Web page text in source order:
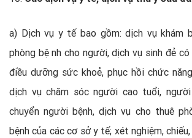
a) Dịch vụ y tế bao gồm: dịch vụ khám
phòng bệnh cho người, dịch vụ sinh đẻ có
điều dưỡng sức khoẻ, phục hồi chức
dịch vụ chăm sóc người cao tuổi,
chuyển người bệnh, dịch vụ cho thuê
bệnh của các cơ sở y tế; xét nghiệm,